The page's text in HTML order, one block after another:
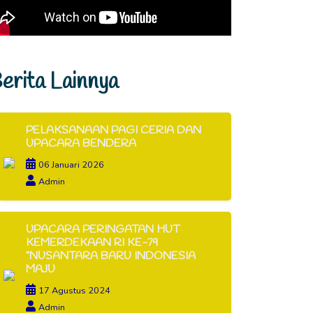
Lainnya
PELAKSANAAN PAGI CERIA DAN
UPACARA BENDERA
06 Januari 2026
Admin
UPACARA PERINGATAN HUT
KEMERDEKAAN RI KE-79
"NUSANTARA BARU INDONESIA
MAJU
17 Agustus 2024
Admin